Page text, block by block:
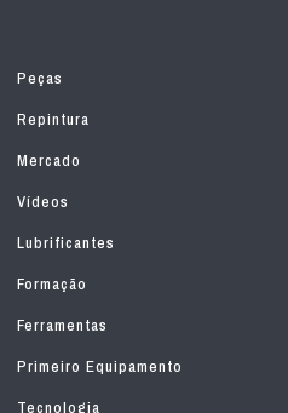
Peças
Repintura
Mercado
Vídeos
Lubrificantes
Formação
Ferramentas
Primeiro Equipamento
Tecnologia